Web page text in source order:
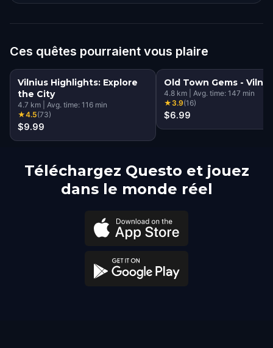
Ces quêtes pourraient vous plaire
Vilnius Highlights: Explore
the City
4.7 km Avg. time: 116 min
★4.5(73)
$9.99
Old Town Gems -
4.8 km Avg. time: 147 min
★ 3.9(16)
$6.99
Téléchargez Questo et jouez
dans le monde réel